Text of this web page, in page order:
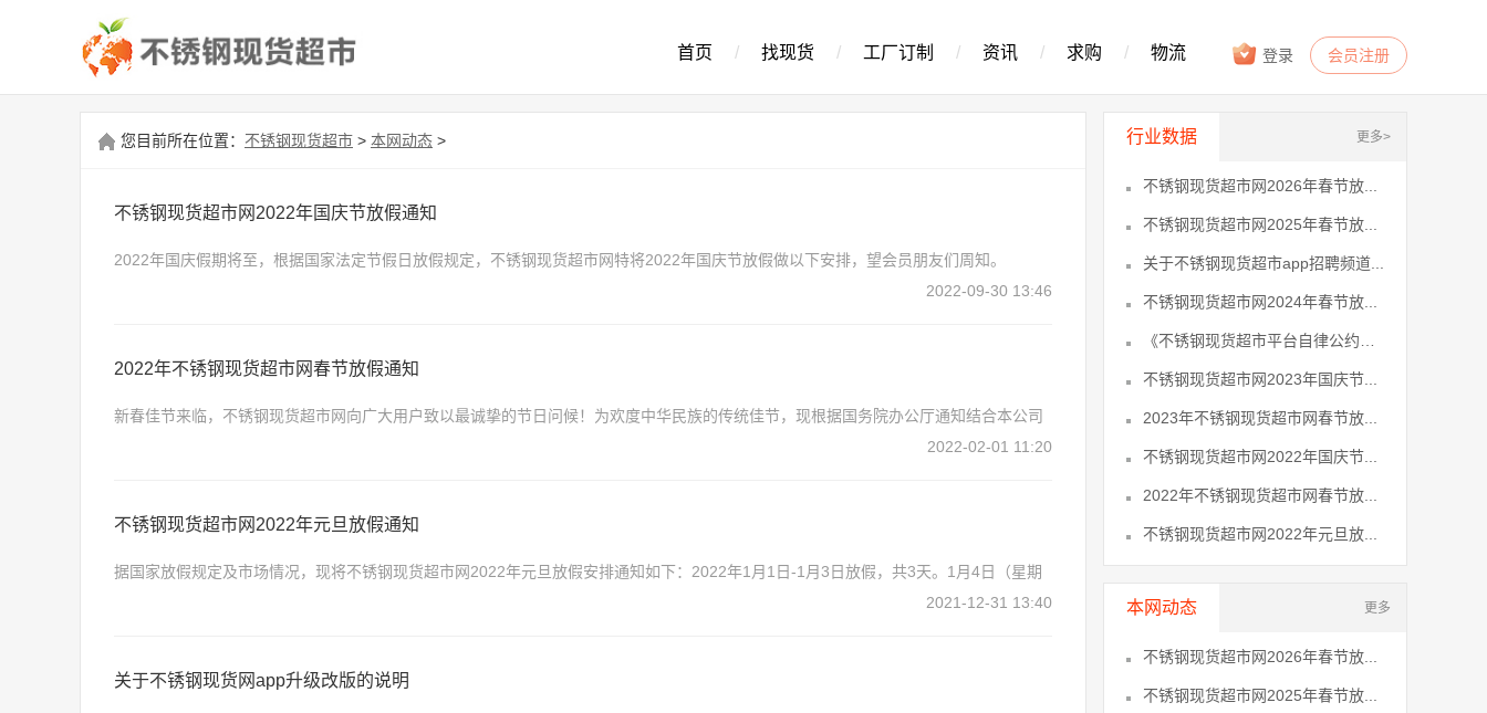
登录 会员注册
首页 / 找现货 / 工厂订制 / 资讯 / 求购 / 物流
您目前所在位置： 不锈钢现货超市 > 本网动态 >
不锈钢现货超市网2022年国庆节放假通知
2022年国庆假期将至，根据国家法定节假日放假规定，不锈钢现货超市网特将2022年国庆节放假做以下安排，望会员朋友们周知。
2022-09-30 13:46
2022年不锈钢现货超市网春节放假通知
新春佳节来临，不锈钢现货超市网向广大用户致以最诚挚的节日问候！为欢度中华民族的传统佳节，现根据国务院办公厅通知结合本公司
2022-02-01 11:20
不锈钢现货超市网2022年元旦放假通知
据国家放假规定及市场情况，现将不锈钢现货超市网2022年元旦放假安排通知如下：2022年1月1日-1月3日放假，共3天。1月4日（星期
2021-12-31 13:40
关于不锈钢现货网app升级改版的说明
行业数据 更多>
不锈钢现货超市网2026年春节放...
不锈钢现货超市网2025年春节放...
关于不锈钢现货超市app招聘频道...
不锈钢现货超市网2024年春节放...
不锈钢现货超市网2023年国庆节...
2023年不锈钢现货超市网春节放...
不锈钢现货超市网2022年国庆节...
2022年不锈钢现货超市网春节放...
不锈钢现货超市网2022年元旦放...
本网动态 更多
不锈钢现货超市网2026年春节放...
不锈钢现货超市网2025年春节放...